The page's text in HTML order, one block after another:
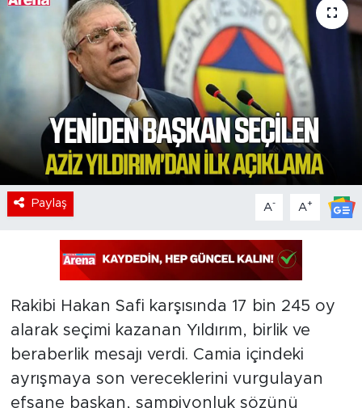
Paylaş A- A+
Rakibi Hakan Safi karşısında 17 bin 245 oy
alarak seçimi kazanan Yıldırım, birlik ve
beraberlik mesajı verdi. Camia içindeki
ayrışmaya son vereceklerini vurgulayan
efsane başkan, şampiyonluk sözünü